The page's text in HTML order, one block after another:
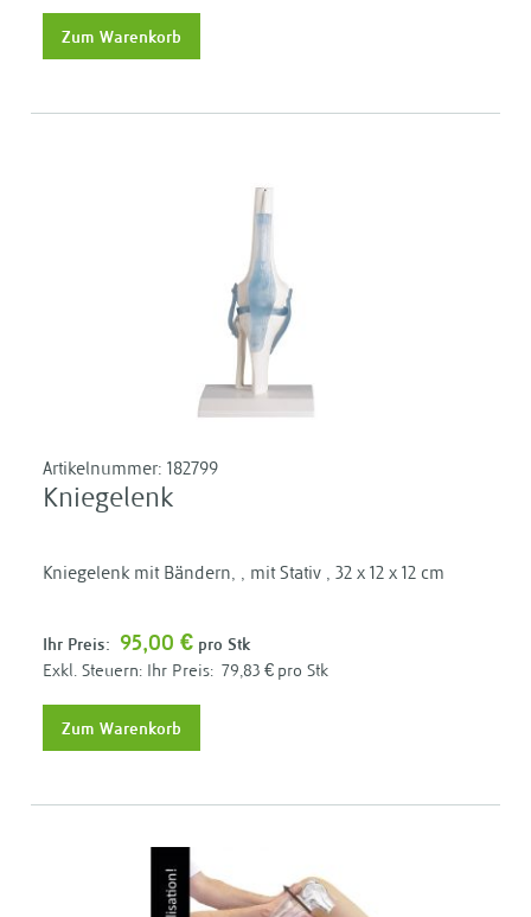
Zum Warenkorb
Artikelnummer: 182799
Kniegelenk
Kniegelenk mit Bändern, , mit Stativ , 32 x 12 x 12 cm
Ihr Preis: 95,00 € pro Stk
Ihr Preis: 79,83 € pro Stk
Zum Warenkorb